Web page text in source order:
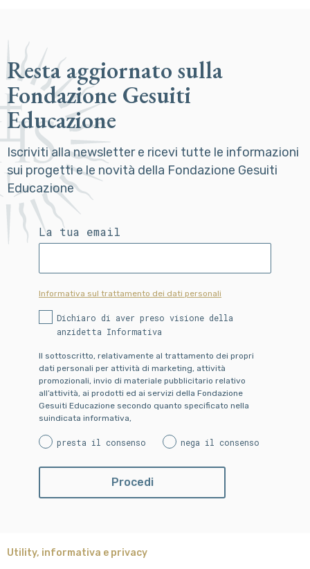
Resta aggiornato sulla
Fondazione Gesuiti
Educazione
Iscriviti alla newsletter e ricevi tutte le informazioni
sui progetti e le novità della Fondazione Gesuiti
Educazione
La tua email
Informativa sul trattamento dei dati personali
Dichiaro di aver preso visione della
anzidetta Informativa
Il sottoscritto, relativamente al trattamento dei propri
dati personali per attività di marketing, attività
promozionali, invio di materiale pubblicitario relativo
all’attività, ai prodotti ed ai servizi della Fondazione
Gesuiti Educazione secondo quanto specificato nella
suindicata informativa,
presta il consenso nega il consenso
Utility, informativa e privacy